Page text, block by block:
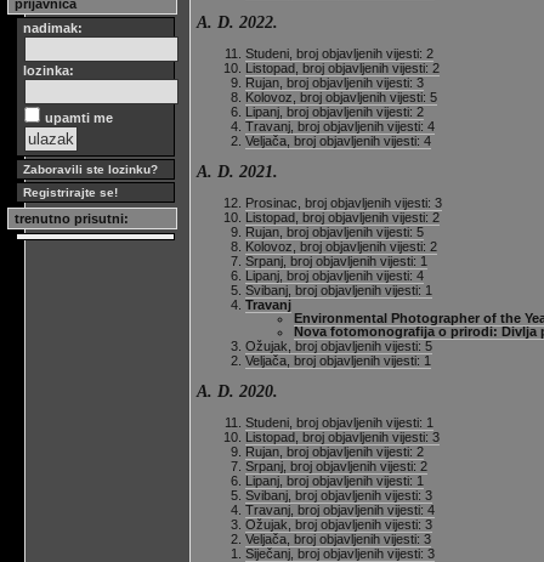
prijavnica
nadimak:
lozinka:
upamti me
Zaboravili ste lozinku?
Registrirajte se!
trenutno prisutni:
A. D. 2022.
Studeni, broj objavljenih vijesti: 2
Listopad, broj objavljenih vijesti: 2
Rujan, broj objavljenih vijesti: 3
Kolovoz, broj objavljenih vijesti: 5
Lipanj, broj objavljenih vijesti: 2
Travanj, broj objavljenih vijesti: 4
Veljača, broj objavljenih vijesti: 4
A. D. 2021.
Prosinac, broj objavljenih vijesti: 3
Listopad, broj objavljenih vijesti: 2
Rujan, broj objavljenih vijesti: 5
Kolovoz, broj objavljenih vijesti: 2
Srpanj, broj objavljenih vijesti: 1
Lipanj, broj objavljenih vijesti: 4
Svibanj, broj objavljenih vijesti: 1
Travanj
Environmental Photographer of the
Nova fotomonografija o prirodi: Divlja
Ožujak, broj objavljenih vijesti: 5
Veljača, broj objavljenih vijesti: 1
A. D. 2020.
Studeni, broj objavljenih vijesti: 1
Listopad, broj objavljenih vijesti: 3
Rujan, broj objavljenih vijesti: 2
Srpanj, broj objavljenih vijesti: 2
Lipanj, broj objavljenih vijesti: 1
Svibanj, broj objavljenih vijesti: 3
Travanj, broj objavljenih vijesti: 4
Ožujak, broj objavljenih vijesti: 3
Veljača, broj objavljenih vijesti: 3
Siječanj, broj objavljenih vijesti: 3